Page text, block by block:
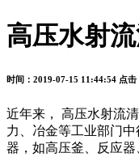
高压水射
时间：2019-07-15 11:44:54 点击
近年来， 高压水射流
力、冶金等工业部门
器，如高压釜、反应